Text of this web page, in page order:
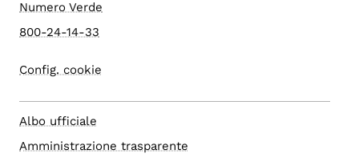
Numero Verde
800-24-14-33
Config. cookie
Albo ufficiale
Amministrazione trasparente